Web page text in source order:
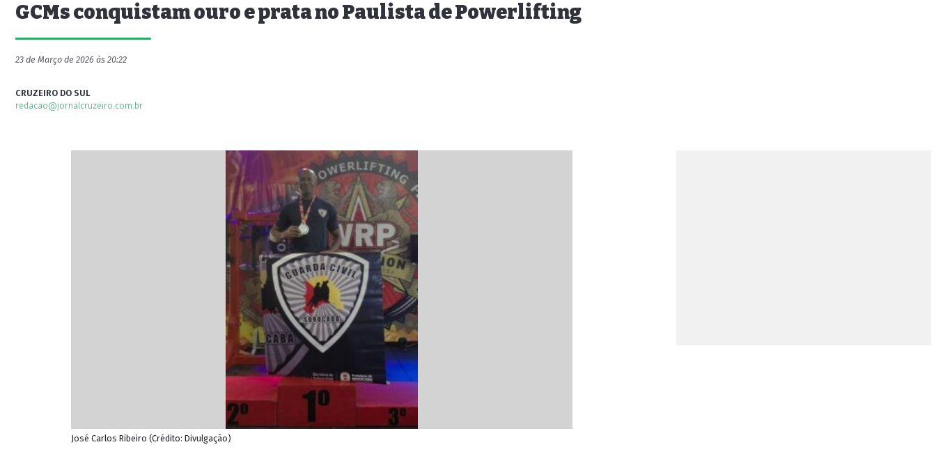
GCMs conquistam ouro e prata no Paulista de Powerlifting
23 de Março de 2026 às 20:22
CRUZEIRO DO SUL
redacao@jornalcruzeiro.com.br
José Carlos Ribeiro (Crédito: Divulgação)